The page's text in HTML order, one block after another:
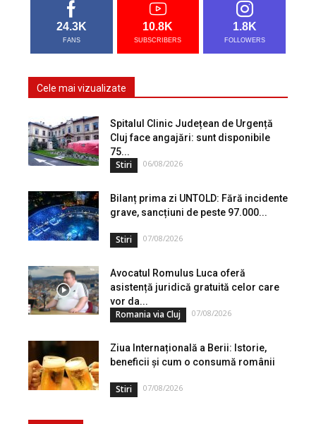
24.3K
FANS
10.8K
SUBSCRIBERS
1.8K
FOLLOWERS
Cele mai vizualizate
Spitalul Clinic Județean de Urgență
Cluj face angajări: sunt disponibile
75...
Stiri 06/08/2026
Bilanț prima zi UNTOLD: Fără incidente
grave, sancțiuni de peste 97.000...
Stiri 07/08/2026
Avocatul Romulus Luca oferă
asistență juridică gratuită celor care
vor da...
Romania via Cluj 07/08/2026
Ziua Internațională a Berii: Istorie,
beneficii și cum o consumă românii
Stiri 07/08/2026